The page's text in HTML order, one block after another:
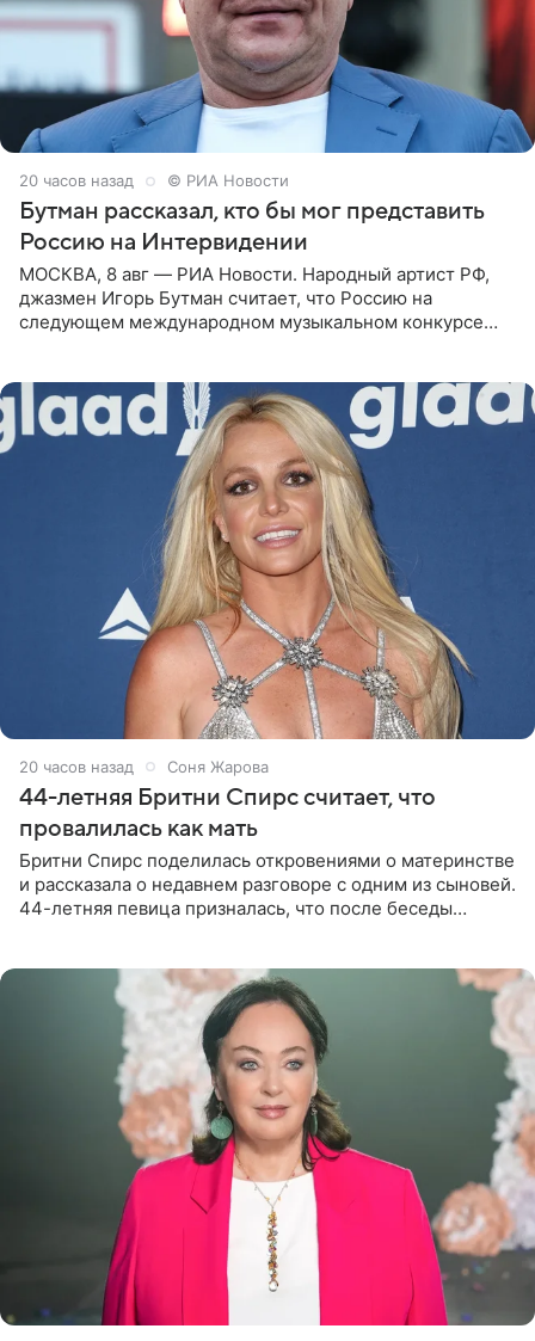
20 часов назад © РИА Новости
Бутман рассказал, кто бы мог представить
Россию на Интервидении
МОСКВА, 8 авг — РИА Новости. Народный артист РФ,
джазмен Игорь Бутман считает, что Россию на
следующем международном музыкальном конкурсе
20 часов назад Соня Жарова
44-летняя Бритни Спирс считает, что
провалилась как мать
Бритни Спирс поделилась откровениями о материнстве
и рассказала о недавнем разговоре с одним из сыновей.
44-летняя певица призналась, что после беседы